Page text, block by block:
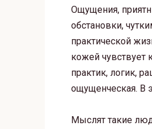
Ощущения,
обстановки,
практической
кожей чувствует
практик, логик,
ощущенческая. В
Мыслят такие